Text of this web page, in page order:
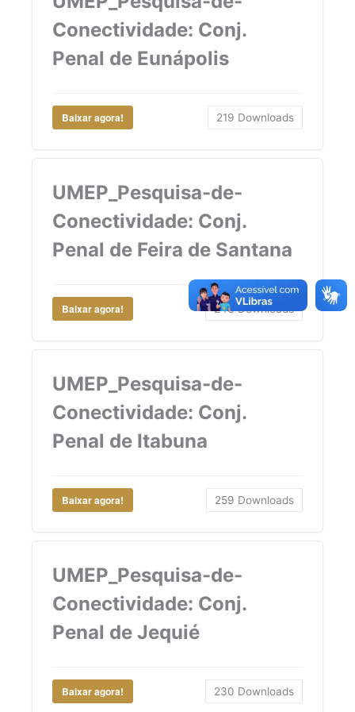
Conectividade: Conj.
Penal de Eunápolis
Baixar agora! 219 Downloads
UMEP_Pesquisa-de-
Conectividade: Conj.
Penal de Feira de Santana
Baixar agora! 243Downloads
UMEP_Pesquisa-de-
Conectividade: Conj.
Penal de Itabuna
Baixar agora! 259 Downloads
UMEP_Pesquisa-de-
Conectividade: Conj.
Penal de Jequié
Baixar agora! 230 Downloads